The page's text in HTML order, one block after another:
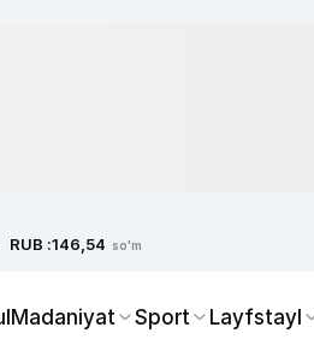
RUB :146,54 so'm
Madaniyat Sport Layfstayl